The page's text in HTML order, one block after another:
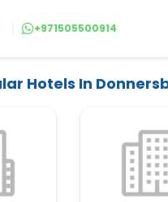
+971505500914
Hotels In